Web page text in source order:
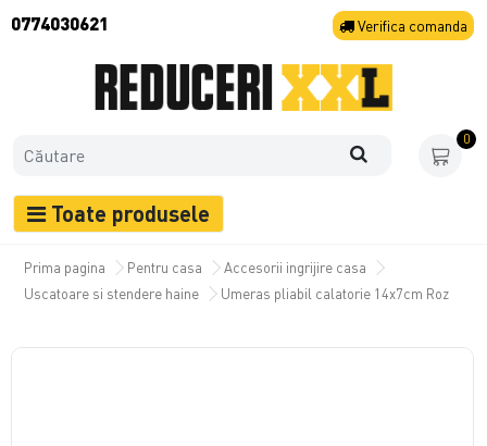
0774030621 Verifica comanda
0
Toate produsele
Prima pagina Pentru casa
Accesorii ingrijire casa
Uscatoare si stendere haine
Umeras pliabil calatorie 14x7cm Roz